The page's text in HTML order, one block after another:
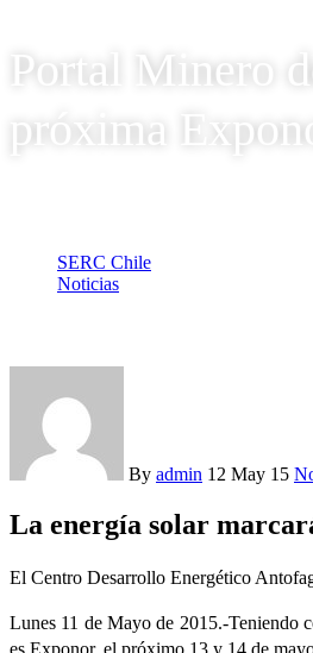
Portal Minero
próxima
SERC Chile
Noticias
By admin 12 May 15
La energía solar
El Centro Desarrollo Energético
Lunes 11 de Mayo de 2015.-Teniendo
es Exponor, el próximo 13 y 14 de